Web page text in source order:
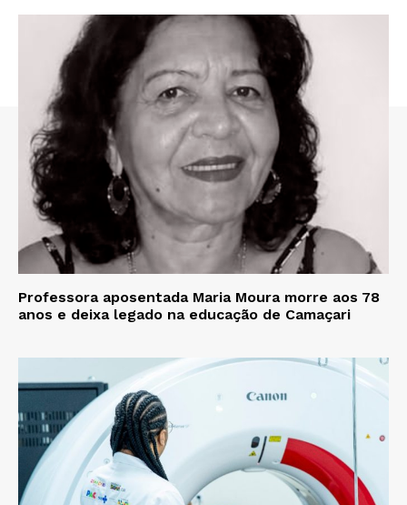
Professora aposentada Maria Moura morre aos 78
anos e deixa legado na educação de Camaçari